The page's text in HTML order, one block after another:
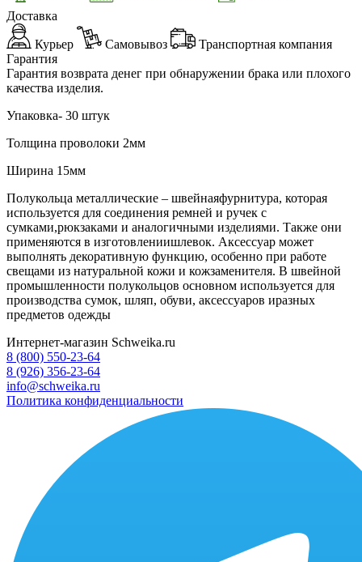
Доставка
Курьер Самовывоз
Транспортная компания
Гарантия
Гарантия возврата денег при обнаружении брака или плохого
качества изделия.
Упаковка- 30 штук
Толщина проволоки 2мм
Ширина 15мм
Полукольца металлические – швейнаяфурнитура, которая
используется для соединения ремней и ручек с
сумками,рюкзаками и аналогичными изделиями. Также они
применяются в изготовлениишлевок. Аксессуар может
выполнять декоративную функцию, особенно при работе
свещами из натуральной кожи и кожзаменителя. В швейной
промышленности полукольцов основном используется для
производства сумок, шляп, обуви, аксессуаров иразных
предметов одежды
Интернет-магазин Schweika.ru
8 (800) 550-23-64
8 (926) 356-23-64
info@schweika.ru
Политика конфиденциальности